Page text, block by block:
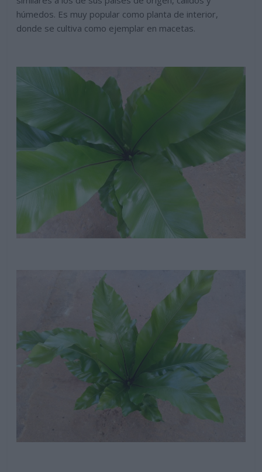
húmedos. Es muy popular como planta de interior,
donde se cultiva como ejemplar en macetas.